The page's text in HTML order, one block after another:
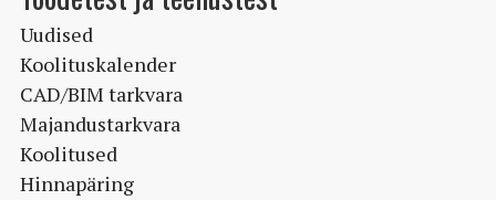
Uudised
Koolituskalender
CAD/BIM tarkvara
Majandustarkvara
Koolitused
Hinnapäring